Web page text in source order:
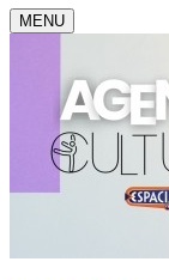
MENU